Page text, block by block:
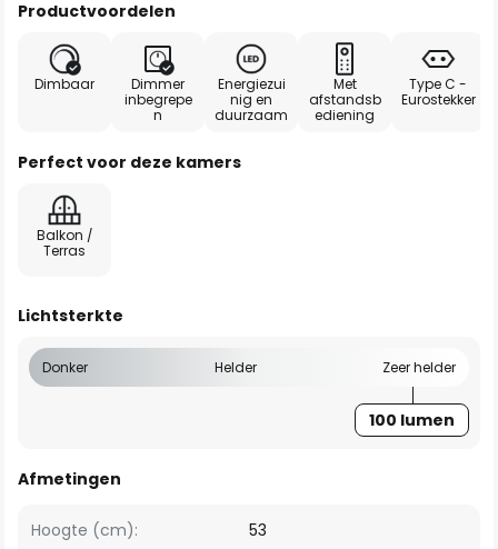
Productvoordelen
Dimbaar
Dimmer
inbegrepe
n
Energiezui
nig en
duurzaam
Met
afstandsb
ediening
Type C -
Eurostekker
Perfect voor deze kamers
Balkon /
Terras
Lichtsterkte
Donker Helder Zeer helder
100 lumen
Afmetingen
Hoogte (cm): 53